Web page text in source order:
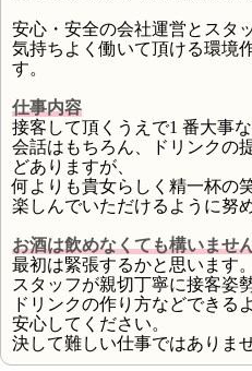
安心・安全の会社運営とスタ
気持ちよく働いて頂ける環境
す。
仕事内容
接客して頂くうえで1 番大事な
会話はもちろん、ドリンクの
どありますが、
何よりも貴女らしく精一杯の
楽しんでいただけるように努
お酒は飲めなくても構いませ
最初は緊張するかと思います。
スタッフが親切丁寧に接客姿
ドリンクの作り方などできる
安心してください。
決して難しい仕事ではありませ